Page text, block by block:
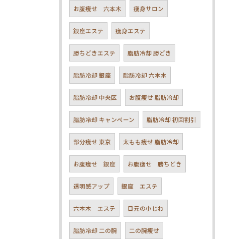
お腹痩せ 六本木 痩身サロン
銀座エステ 痩身エステ
勝ちどきエステ 脂肪冷却 勝どき
脂肪冷却 銀座 脂肪冷却 六本木
脂肪冷却 中央区 お腹痩せ 脂肪冷却
脂肪冷却 キャンペーン 脂肪冷却 初回割引
部分痩せ 東京 太もも痩せ 脂肪冷却
お腹痩せ 銀座 お腹痩せ 勝ちどき
透明感アップ 銀座 エステ
六本木 エステ 目元の小じわ
脂肪冷却 二の腕 二の腕痩せ